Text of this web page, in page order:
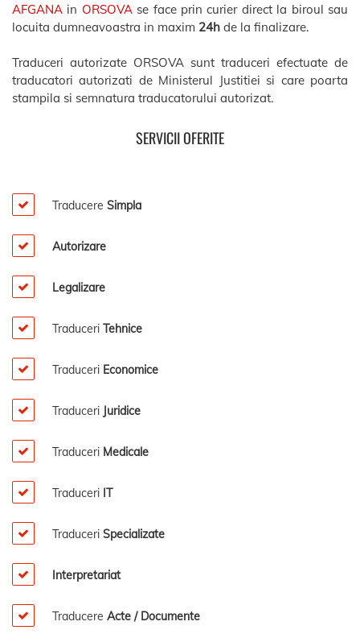
AFGANA in ORSOVAse face prin curier direct la biroul sau
locuita dumneavoastra in maxim 24h de la finalizare.
Traduceri autorizate ORSOVA sunt traduceri efectuate de
traducatori autorizati de Ministerul Justitiei si care poarta
stampila si semnatura traducatorului autorizat.
SERVICII OFERITE
Traducere Simpla
Autorizare
Legalizare
Traduceri Tehnice
Traduceri Economice
Traduceri Juridice
Traduceri Medicale
Traduceri IT
Traduceri Specializate
Interpretariat
Traducere Acte / Documente